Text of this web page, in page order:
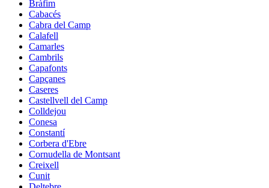
Bràfim
Cabacés
Cabra del Camp
Calafell
Camarles
Cambrils
Capafonts
Capçanes
Caseres
Castellvell del Camp
Colldejou
Conesa
Constantí
Corbera d'Ebre
Cornudella de Montsant
Creixell
Cunit